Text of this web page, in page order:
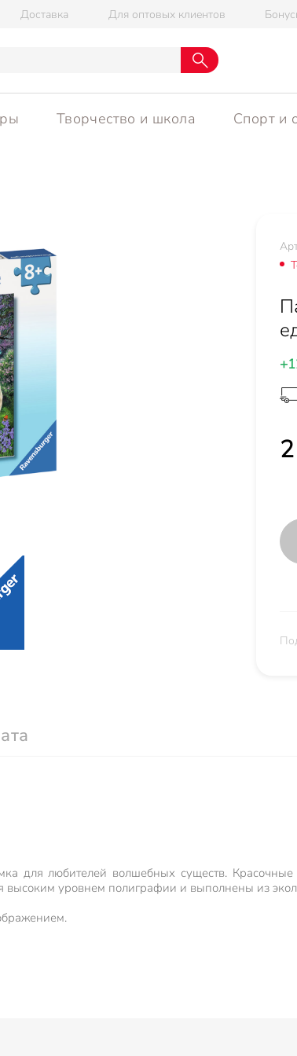
Доставка Для оптовых клиентов
Творчество и школа Спорт и
для любителей волшебных существ.
уровнем полиграфии и выполнены из